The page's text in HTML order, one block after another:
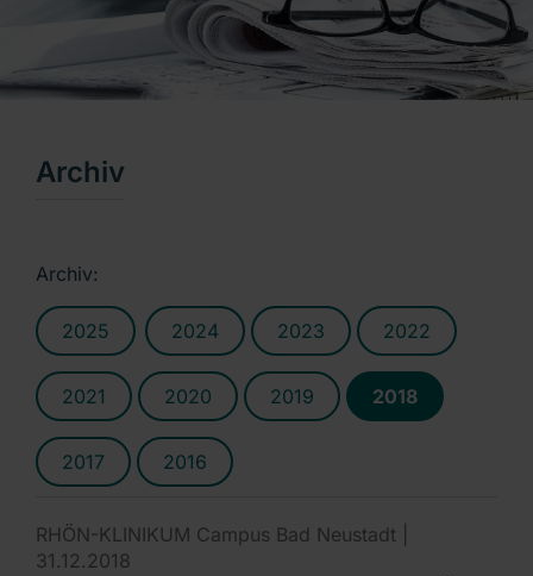
NOTFALL
Archiv
Archiv:
2025 2024 2023 2022
2021 2020 2019 2018
2017 2016
RHÖN-KLINIKUM Campus Bad Neustadt |
31.12.2018